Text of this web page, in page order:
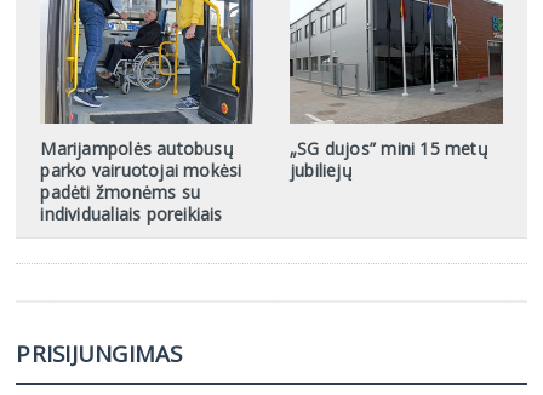
Marijampolės autobusų
parko vairuotojai mokėsi
padėti žmonėms su
individualiais poreikiais
„SG dujos” mini 15 metų
jubiliejų
PRISIJUNGIMAS